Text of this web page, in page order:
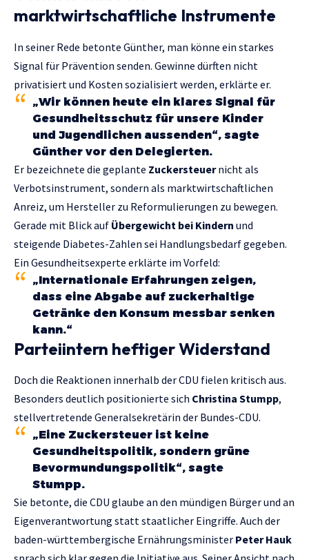
marktwirtschaftliche Instrumente
In seiner Rede betonte Günther, man könne ein starkes
Signal für Prävention senden. Gewinne dürften nicht
privatisiert und Kosten sozialisiert werden, erklärte er.
„Wir können heute ein klares Signal für
Gesundheitsschutz für unsere Kinder
und Jugendlichen aussenden“, sagte
Günther vor den Delegierten.
Er bezeichnete die geplante Zuckersteuernicht als
Verbotsinstrument, sondern als marktwirtschaftlichen
Anreiz, um Hersteller zu Reformulierungen zu bewegen.
Gerade mit Blick auf Übergewicht bei Kindern und
steigende Diabetes-Zahlen sei Handlungsbedarf gegeben.
Ein Gesundheitsexperte erklärte im Vorfeld:
„Internationale Erfahrungen zeigen,
dass eine Abgabe auf zuckerhaltige
Getränke den Konsum messbar senken
kann.“
Parteiintern heftiger Widerstand
Doch die Reaktionen innerhalb der CDU fielen kritisch aus.
Besonders deutlich positionierte sich Christina Stumpp,
stellvertretende Generalsekretärin der Bundes-CDU.
„Eine Zuckersteuer ist keine
Gesundheitspolitik, sondern grüne
Bevormundungspolitik“, sagte
Stumpp.
Sie betonte, die CDU glaube an den mündigen Bürger und an
Eigenverantwortung statt staatlicher Eingriffe. Auch der
baden-württembergische Ernährungsminister Peter Hauk